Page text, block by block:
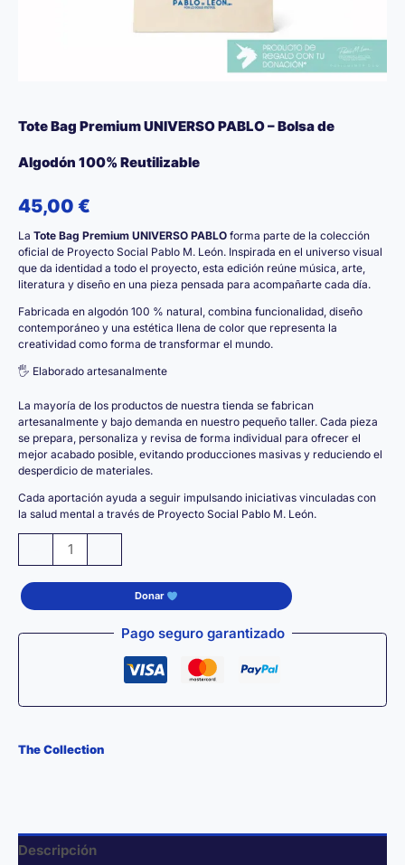
Tote Bag Premium UNIVERSO PABLO – Bolsa de
Algodón 100% Reutilizable
45,00 €
La Tote Bag Premium UNIVERSO PABLO forma parte de la colección
oficial de Proyecto Social Pablo M. León. Inspirada en el universo visual
que da identidad a todo el proyecto, esta edición reúne música, arte,
literatura y diseño en una pieza pensada para acompañarte cada día.
Fabricada en algodón 100 % natural, combina funcionalidad, diseño
contemporáneo y una estética llena de color que representa la
creatividad como forma de transformar el mundo.
🖐️ Elaborado artesanalmente
La mayoría de los productos de nuestra tienda se fabrican
artesanalmente y bajo demanda en nuestro pequeño taller. Cada pieza
se prepara, personaliza y revisa de forma individual para ofrecer el
mejor acabado posible, evitando producciones masivas y reduciendo el
desperdicio de materiales.
Cada aportación ayuda a seguir impulsando iniciativas vinculadas con
la salud mental a través de Proyecto Social Pablo M. León.
Bag
Premium
UNIVERSO
PABLO
Reutilizable
Donar
Pago seguro garantizado
The Collection
Descripción